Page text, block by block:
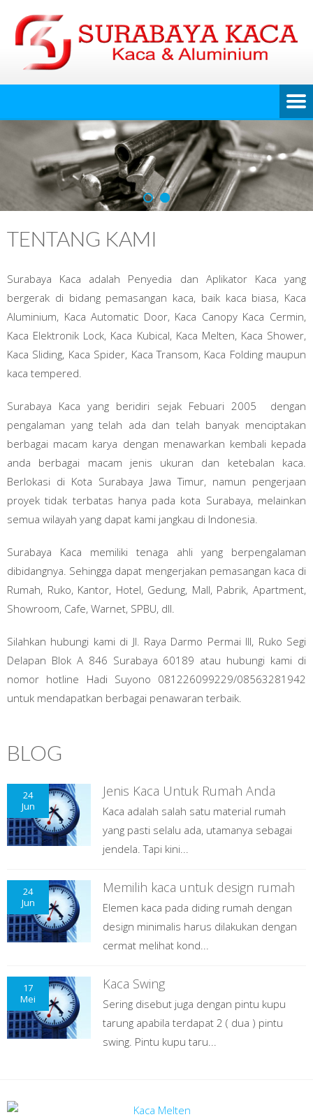
TENTANG KAMI
Surabaya Kaca adalah Penyedia dan Aplikator Kaca yang
bergerak di bidang pemasangan kaca, baik kaca biasa, Kaca
Aluminium, Kaca Automatic Door, Kaca Canopy Kaca Cermin,
Kaca Elektronik Lock, Kaca Kubical, Kaca Melten, Kaca Shower,
Kaca Sliding, Kaca Spider, Kaca Transom, Kaca Folding maupun
kaca tempered.
Surabaya Kaca yang beridiri sejak Febuari 2005 dengan
pengalaman yang telah ada dan telah banyak menciptakan
berbagai macam karya dengan menawarkan kembali kepada
anda berbagai macam jenis ukuran dan ketebalan kaca.
Berlokasi di Kota Surabaya Jawa Timur, namun pengerjaan
proyek tidak terbatas hanya pada kota Surabaya, melainkan
semua wilayah yang dapat kami jangkau di Indonesia.
Surabaya Kaca memiliki tenaga ahli yang berpengalaman
dibidangnya. Sehingga dapat mengerjakan pemasangan kaca di
Rumah, Ruko, Kantor, Hotel, Gedung, Mall, Pabrik, Apartment,
Showroom, Cafe, Warnet, SPBU, dll.
Silahkan hubungi kami di Jl. Raya Darmo Permai III, Ruko Segi
Delapan Blok A 846 Surabaya 60189 atau hubungi kami di
nomor hotline Hadi Suyono 081226099229/08563281942
untuk mendapatkan berbagai penawaran terbaik.
BLOG
24
Jun
Jenis Kaca Untuk Rumah Anda
Kaca adalah salah satu material rumah
yang pasti selalu ada, utamanya sebagai
jendela. Tapi kini...
24
Jun
Memilih kaca untuk design rumah
Elemen kaca pada diding rumah dengan
design minimalis harus dilakukan dengan
cermat melihat kond...
17
Mei
Kaca Swing
Sering disebut juga dengan pintu kupu
tarung apabila terdapat 2 ( dua ) pintu
swing. Pintu kupu taru...